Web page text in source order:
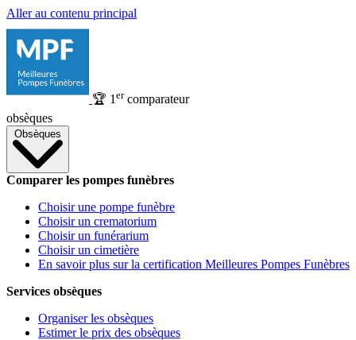
Aller au contenu principal
🏆 1 ercomparateur
obsèques
Obsèques
Comparer les pompes funèbres
Choisir une pompe funèbre
Choisir un crematorium
Choisir un funérarium
Choisir un cimetière
En savoir plus sur la certification Meilleures Pompes Funèbres
Services obsèques
Organiser les obsèques
Estimer le prix des obsèques